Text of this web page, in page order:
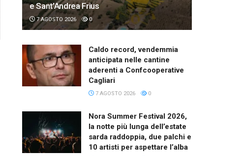
e Sant’Andrea Frius
7 AGOSTO 2026 0
Caldo record, vendemmia
anticipata nelle cantine
aderenti a Confcooperative
Cagliari
7 AGOSTO 2026 0
Nora Summer Festival 2026,
la notte più lunga dell’estate
sarda raddoppia, due palchi e
10 artisti per aspettare l’alba